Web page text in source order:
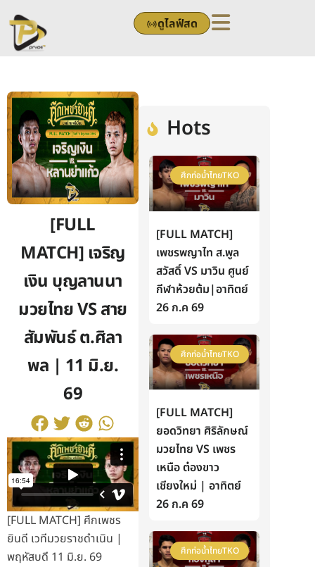
to
content
ดูไลฟ์สด
[FULL
MATCH] เจริญ
เงิน บุญลานนา
มวยไทย VS สาย
สัมพันธ์ ต.ศิลา
พล | 11 มิ.ย.
69
[FULL MATCH] ศึกเพชร
ยินดี เวทีมวยราชดำเนิน |
พฤหัสบดี 11 มิ.ย. 69
Hots
ศึกท่อน้ำไทยTKO
[FULL MATCH]
เพชรพญาไท ส.พูล
สวัสดิ์ VS มาวิน ศูนย์
กีฬาห้วยต้ม|อาทิตย์
26 ก.ค 69
ศึกท่อน้ำไทยTKO
[FULL MATCH]
ยอดวิทยา ศิริลักษณ์
มวยไทย VS เพชร
เหนือ ต๋องขาว
เชียงใหม่ | อาทิตย์
26 ก.ค 69
ศึกท่อน้ำไทยTKO